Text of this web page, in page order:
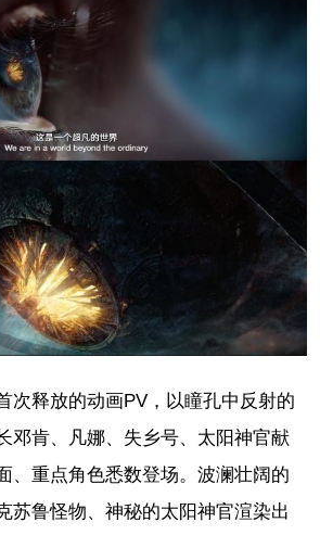
次释放的动画PV，以瞳孔中反射的
邓肯、凡娜、失乡号、太阳神官献
、重点角色悉数登场。波澜壮阔的
苏鲁怪物、神秘的太阳神官渲染出